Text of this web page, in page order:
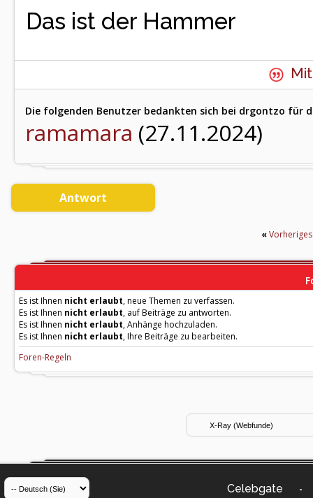
Das ist der Hammer
Die folgenden Benutzer bedankten sich bei drgontzo für
ramamara (27.11.2024)
Antwort
«
Es ist Ihnen nicht erlaubt, neue Themen zu verfassen.
Es ist Ihnen nicht erlaubt, auf Beiträge zu antworten.
Es ist Ihnen nicht erlaubt, Anhänge hochzuladen.
Es ist Ihnen nicht erlaubt, Ihre Beiträge zu bearbeiten.
Foren-Regeln
Celebgate -